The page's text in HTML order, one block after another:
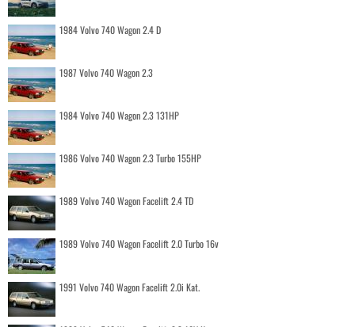
1984 Volvo 740 Wagon 2.4 D
1987 Volvo 740 Wagon 2.3
1984 Volvo 740 Wagon 2.3 131HP
1986 Volvo 740 Wagon 2.3 Turbo 155HP
1989 Volvo 740 Wagon Facelift 2.4 TD
1989 Volvo 740 Wagon Facelift 2.0 Turbo 16v
1991 Volvo 740 Wagon Facelift 2.0i Kat.